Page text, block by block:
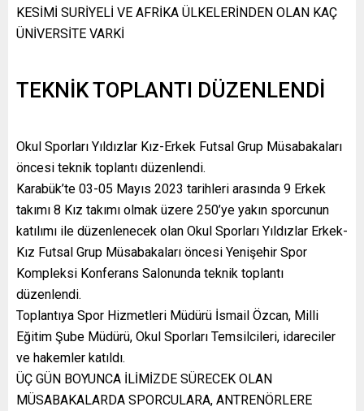
KESİMİ SURİYELİ VE AFRİKA ÜLKELERİNDEN OLAN KAÇ
ÜNİVERSİTE VARKİ
TEKNİK TOPLANTI DÜZENLENDİ
Okul Sporları Yıldızlar Kız-Erkek Futsal Grup Müsabakaları
öncesi teknik toplantı düzenlendi.
Karabük’te 03-05 Mayıs 2023 tarihleri arasında 9 Erkek
takımı 8 Kız takımı olmak üzere 250’ye yakın sporcunun
katılımı ile düzenlenecek olan Okul Sporları Yıldızlar Erkek-
Kız Futsal Grup Müsabakaları öncesi Yenişehir Spor
Kompleksi Konferans Salonunda teknik toplantı
düzenlendi.
Toplantıya Spor Hizmetleri Müdürü İsmail Özcan, Milli
Eğitim Şube Müdürü, Okul Sporları Temsilcileri, idareciler
ve hakemler katıldı.
ÜÇ GÜN BOYUNCA İLİMİZDE SÜRECEK OLAN
MÜSABAKALARDA SPORCULARA, ANTRENÖRLERE